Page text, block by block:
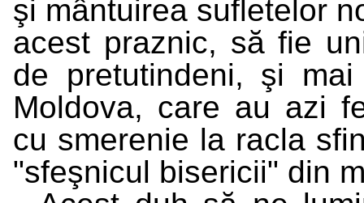
şi mântuirea sufletelor
acest praznic, să fie
de pretutindeni, şi
Moldova, care au azi
cu smerenie la racla
"sfeşnicul bisericii" din